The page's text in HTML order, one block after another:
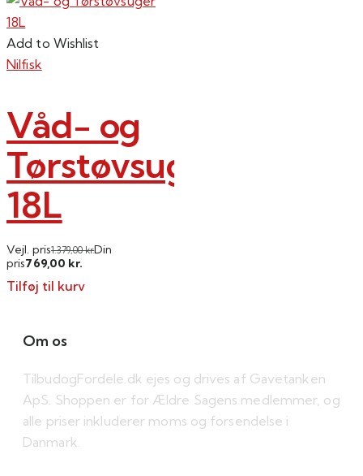
Add to Wishlist
Nilfisk
Våd- og
Tørstøvsuger
18L
Vejl. pris1.379,00kr.Din
pris769,00 kr.
Tilføj til kurv
Om os
TilbudogFordele.dk ejes og drives af Gavetanken
ApS. Shoppen er for Ældre Sagens medlemmer, og
alle priser inkluderer moms og forsendelse i
Danmark.